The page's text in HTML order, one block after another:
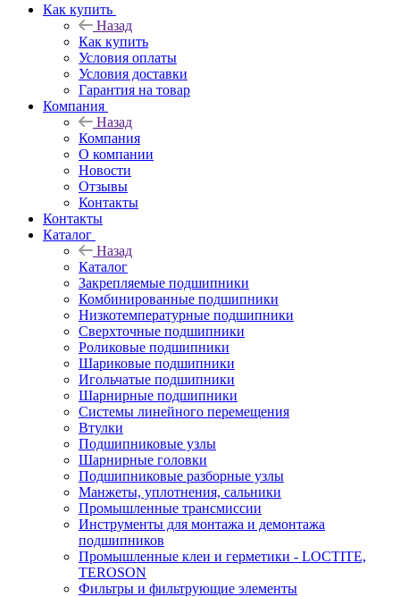
Как купить
Назад
Как купить
Условия оплаты
Условия доставки
Гарантия на товар
Компания
Назад
Компания
О компании
Новости
Отзывы
Контакты
Контакты
Каталог
Назад
Каталог
Закрепляемые подшипники
Комбинированные подшипники
Низкотемпературные подшипники
Сверхточные подшипники
Роликовые подшипники
Шариковые подшипники
Игольчатые подшипники
Шарнирные подшипники
Системы линейного перемещения
Втулки
Подшипниковые узлы
Шарнирные головки
Подшипниковые разборные узлы
Манжеты, уплотнения, сальники
Промышленные трансмиссии
Инструменты для монтажа и демонтажа
подшипников
Промышленные клеи и герметики - LOCTITE,
TEROSON
Фильтры и фильтрующие элементы